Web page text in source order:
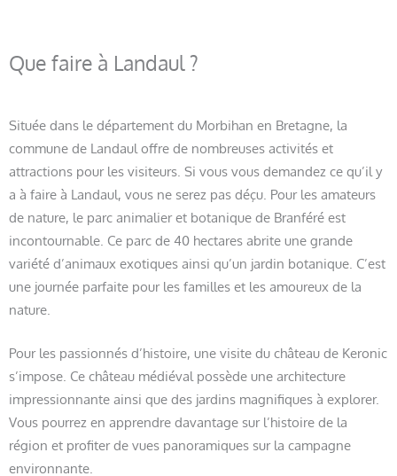
Que faire à Landaul ?
Située dans le département du Morbihan en Bretagne, la
commune de Landaul offre de nombreuses activités et
attractions pour les visiteurs. Si vous vous demandez ce qu’il y
a à faire à Landaul, vous ne serez pas déçu. Pour les amateurs
de nature, le parc animalier et botanique de Branféré est
incontournable. Ce parc de 40 hectares abrite une grande
variété d’animaux exotiques ainsi qu’un jardin botanique. C’est
une journée parfaite pour les familles et les amoureux de la
nature.
Pour les passionnés d’histoire, une visite du château de Keronic
s’impose. Ce château médiéval possède une architecture
impressionnante ainsi que des jardins magnifiques à explorer.
Vous pourrez en apprendre davantage sur l’histoire de la
région et profiter de vues panoramiques sur la campagne
environnante.